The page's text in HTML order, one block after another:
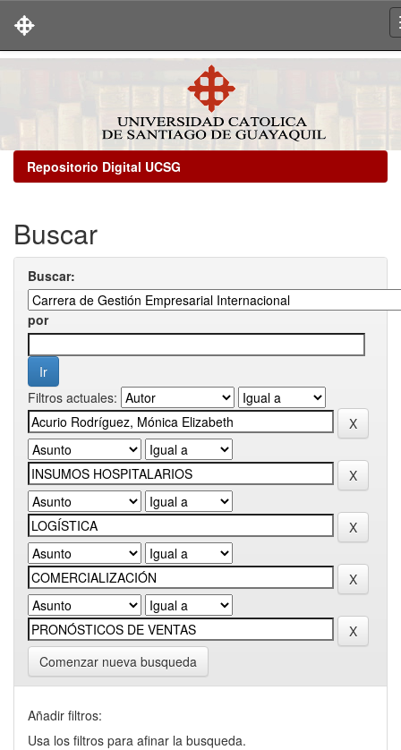
Repositorio Digital UCSG
Buscar
Buscar:
por
Filtros actuales:
Comenzar nueva busqueda
Añadir filtros:
Usa los filtros para afinar la busqueda.